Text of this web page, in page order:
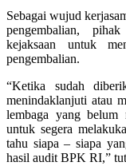
Sebagai wujud
pengembalian,
kejaksaan untuk
pengembalian.
“Ketika sudah
menindaklanjuti atau
lembaga yang belum
untuk segera
tahu siapa – siapa
hasil audit BPK RI,”